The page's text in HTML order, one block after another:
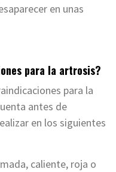
en unas
para la artrosis?
para la
antes de
en los siguientes
caliente, roja o